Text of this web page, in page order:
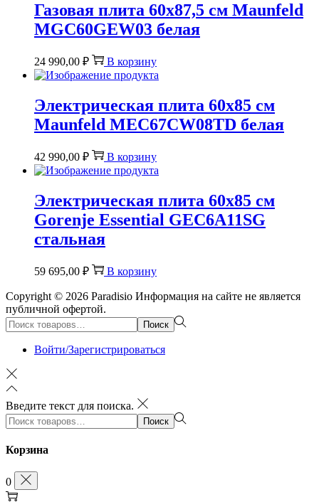
Газовая плита 60х87,5 см Maunfeld
MGC60GEW03 белая
24 990,00 ₽ В корзину
Электрическая плита 60х85 см
Maunfeld MEC67CW08TD белая
42 990,00 ₽ В корзину
Электрическая плита 60х85 см
Gorenje Essential GEC6A11SG
стальная
59 695,00 ₽ В корзину
Copyright © 2026 Paradisio Информация на сайте не является
публичной офертой.
Поиск:>
Поиск
Войти/Зарегистрироваться
Введите текст для поиска.
Поиск:>
Поиск
Корзина
0